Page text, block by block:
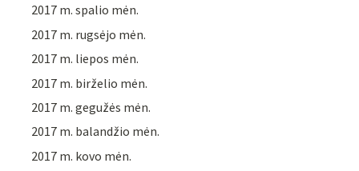
2017 m. spalio mėn.
2017 m. rugsėjo mėn.
2017 m. liepos mėn.
2017 m. birželio mėn.
2017 m. gegužės mėn.
2017 m. balandžio mėn.
2017 m. kovo mėn.